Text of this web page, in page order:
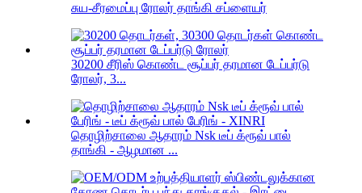
சுய-சீரமைப்பு ரோலர் தாங்கி சப்ளையர்
30200 சீரிஸ் கொண்ட சூப்பர் தரமான டேப்பர்டு
ரோலர், 3...
தொழிற்சாலை ஆதாரம் Nsk டீப் க்ரூவ் பால்
தாங்கி - ஆழமான ...